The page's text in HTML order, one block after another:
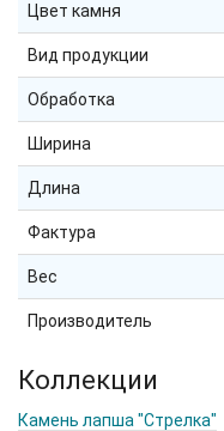
Цвет камня
Вид продукции
Обработка
Ширина
Длина
Фактура
Вес
Производитель
Коллекции
Камень лапша "Стрелка"